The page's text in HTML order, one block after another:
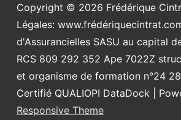
de
page
Copyright © 2026 Frédérique
Légales:
d'Assurancielles SASU au capital
RCS 809 292 352 Ape 7022Z
et organisme de formation n°24
Certifié QUALIOPI DataDock
|
Responsive Theme